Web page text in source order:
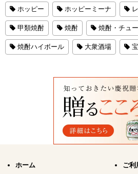
ホッピー ホッピーミーナ
甲類焼酎 焼酎 焼酎・チュ
焼酎ハイボール 大衆酒場
ホーム ご利